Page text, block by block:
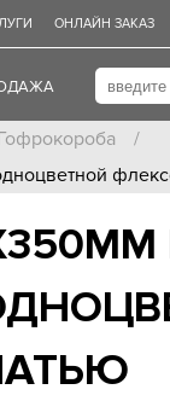
ОНЛАЙН ЗАКАЗ
/